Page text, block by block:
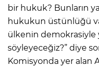
bir hukuk? Bunların
hukukun üstünlüğü
ülkenin demokrasiyle
söyleyeceğiz?” diye
Komisyonda yer alan